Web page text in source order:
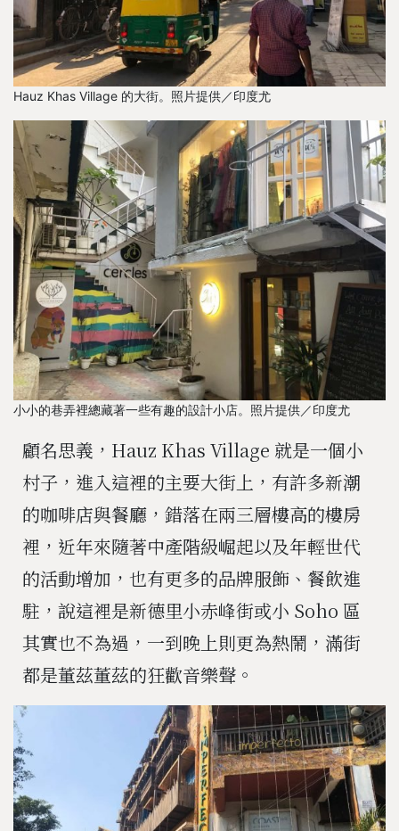
Hauz Khas Village 的大街。照片提供／印度尤
小小的巷弄裡總藏著一些有趣的設計小店。照片提供／印度尤
顧名思義，Hauz Khas Village 就是一個小
村子，進入這裡的主要大街上，有許多新潮
的咖啡店與餐廳，錯落在兩三層樓高的樓房
裡，近年來隨著中產階級崛起以及年輕世代
的活動增加，也有更多的品牌服飾、餐飲進
駐，說這裡是新德里小赤峰街或小 Soho 區
其實也不為過，一到晚上則更為熱鬧，滿街
都是董茲董茲的狂歡音樂聲。